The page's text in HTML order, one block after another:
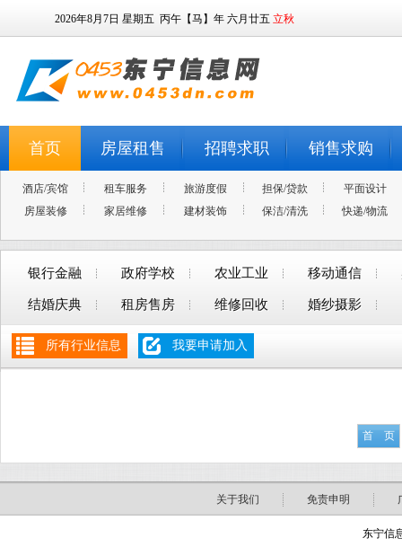
2026年8月7日 星期五 丙午【马】年 六月廿五 立秋
首页 房屋租售 招聘求职 销售求购
酒店/宾馆 租车服务 旅游度假 担保/贷款
平面设计
房屋装修
家居维修 建材装饰 保洁/清洗 快递/物流
银行金融 政府学校 农业工业 移动通信
结婚庆典 租房售房 维修回收 婚纱摄影
所有行业信息 我要申请加入
首 页
关于我们 免责申明
东宁信